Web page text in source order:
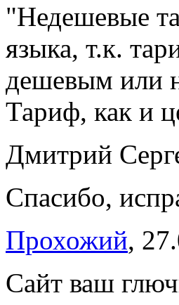
"Недешевые
языка, т.к.
дешевым или
Тариф, как и
Дмитрий
Спасибо,
Прохожий,
Сайт ваш